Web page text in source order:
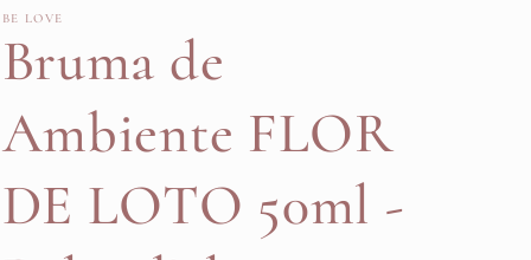
BE LOVE
Bruma de
Ambiente FLOR
DE LOTO 50ml -